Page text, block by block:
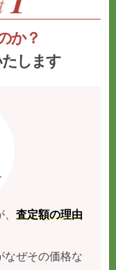
か？
たします
、査定額の理由
なぜその価格な